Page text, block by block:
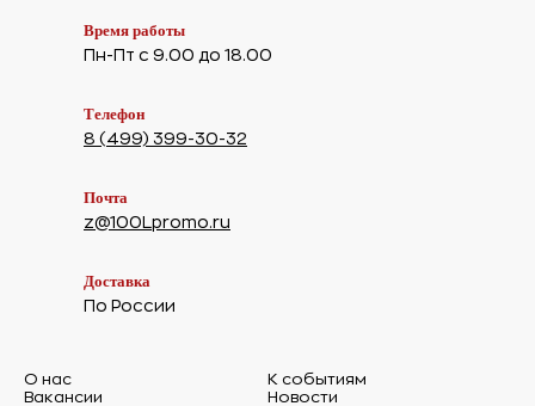
Время работы
Пн-Пт с 9.00 до 18.00
Телефон
8 (499) 399-30-32
Почта
z@100Lpromo.ru
Доставка
По России
О нас
Вакансии
К событиям
Новости